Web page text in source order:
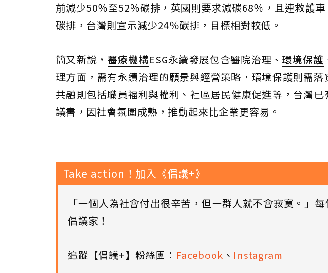
前減少50％至52％碳排，英國則要求減碳68％，且連救護
碳排，台灣則宣示減少24％碳排，目標相對較低。
簡又新說， 醫療機構ESG永續發展包含醫院治理、 環境保護
理方面，需有永續治理的願景與經營策略，環境保護則需
共融則包括職員福利與權利、社區居民健康促進等，台灣
議書，因社會氛圍成熟，推動起來比企業更容易。
Take action！加入《倡議+》
「一個人為社會付出很辛苦，但一群人就不會寂寞。」
倡議家！
追蹤【倡議+】粉絲團： Facebook 、 Instagram